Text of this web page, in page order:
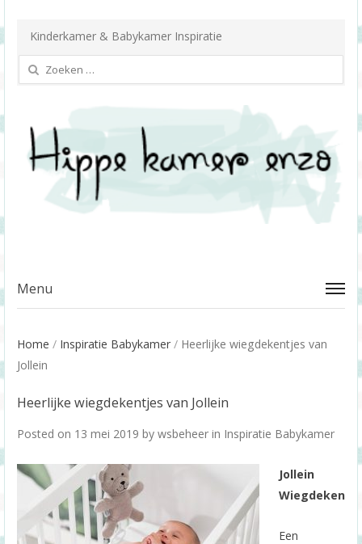
Kinderkamer & Babykamer Inspiratie
Zoeken
naar:
Menu
Home / Inspiratie Babykamer / Heerlijke wiegdekentjes van
Jollein
Heerlijke wiegdekentjes van Jollein
Posted on 13 mei 2019 by wsbeheerin Inspiratie Babykamer
Jollein
Wiegdeken
Een